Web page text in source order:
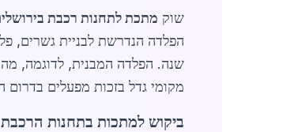
שוק מתכת לתחנות רכבת
הפלדה הנדרשת לבניית גשרים,
מקומי גדל בזכות מפעלים בדרום הארץ. השוק מוערך בכ-500 מיליון שקלים בשנה, עם
ביקוש למתכות בתחנות הרכבת